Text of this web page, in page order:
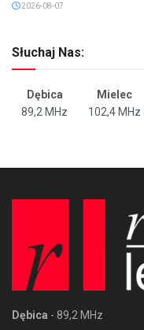
2026-08-07
Słuchaj Nas:
Dębica Mielec
89,2 MHz
102,4 MHz
Dębica - 89,2 MHz